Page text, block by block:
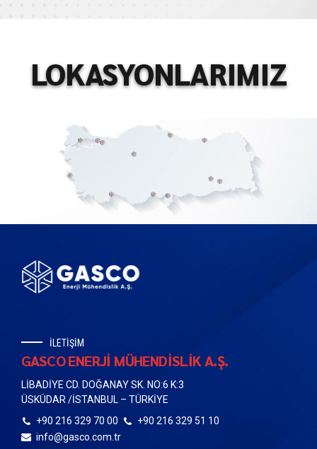
LOKASYONLARIMIZ
İLETİŞİM
GASCO ENERJİ MÜHENDİSLİK A.Ş.
LİBADİYE CD. DOĞANAY SK. NO:6 K:3
ÜSKÜDAR /İSTANBUL – TÜRKİYE
+90 216 329 70 00
+90 216 329 51 10
info@gasco.com.tr